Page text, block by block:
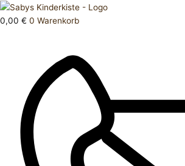
Zum
Inhalt
0,00 € 0 Warenkorb
Products
search
Oberteil
146